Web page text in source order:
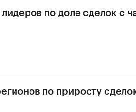
по доле сделок с
по приросту